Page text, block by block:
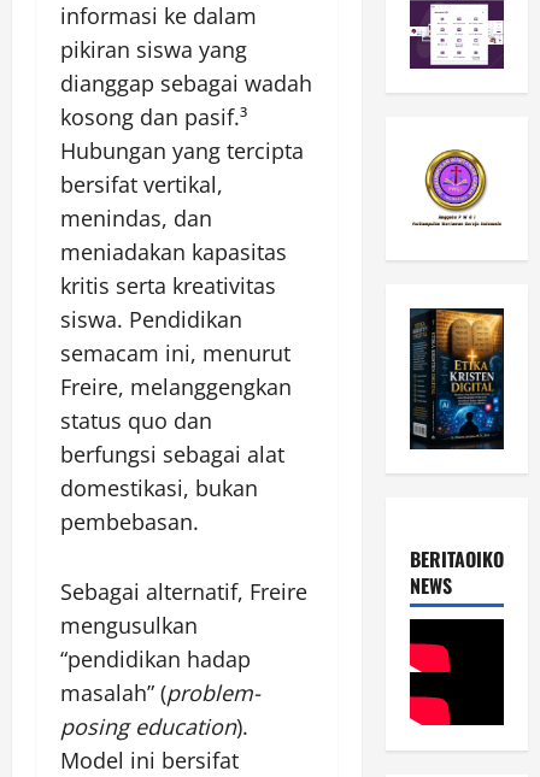
informasi ke dalam
pikiran siswa yang
dianggap sebagai wadah
kosong dan pasif.³
Hubungan yang tercipta
bersifat vertikal,
menindas, dan
meniadakan kapasitas
kritis serta kreativitas
siswa. Pendidikan
semacam ini, menurut
Freire, melanggengkan
status quo dan
berfungsi sebagai alat
domestikasi, bukan
pembebasan.
Sebagai alternatif, Freire
mengusulkan
“pendidikan hadap
masalah” (problem-
posing education).
Model ini bersifat
NEWS